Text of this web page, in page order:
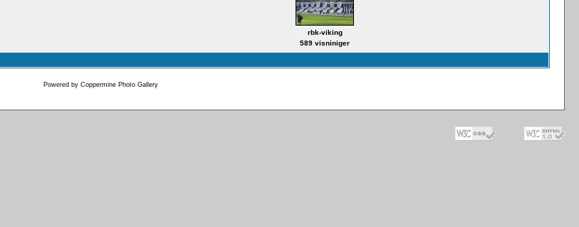
rbk-viking
589 visniniger
Powered by Coppermine Photo Gallery